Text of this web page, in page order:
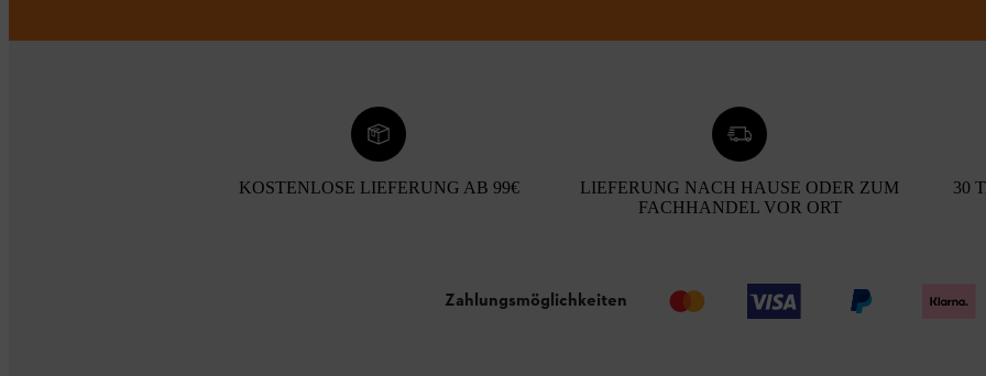
KOSTENLOSE LIEFERUNG AB 99€
LIEFERUNG NACH HAUSE ODER ZUM
FACHHANDEL VOR ORT
30
Zahlungsmöglichkeiten